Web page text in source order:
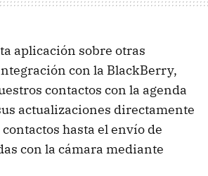
aplicación sobre otras
con la BlackBerry,
contactos con la agenda
actualizaciones directamente
hasta el envío de
con la cámara mediante